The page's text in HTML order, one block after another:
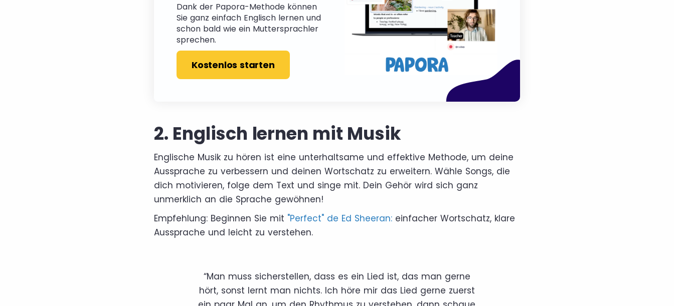
Dank der Papora-Methode können
Sie ganz einfach Englisch lernen und
schon bald wie ein Muttersprachler
sprechen.
Kostenlos starten
2. Englisch lernen mit Musik
Englische Musik zu hören ist eine unterhaltsame und effektive Methode, um deine
Aussprache zu verbessern und deinen Wortschatz zu erweitern. Wähle Songs, die
dich motivieren, folge dem Text und singe mit. Dein Gehör wird sich ganz
unmerklich an die Sprache gewöhnen!
Empfehlung: Beginnen Sie mit "Perfect" de Ed Sheeran: einfacher Wortschatz, klare
Aussprache und leicht zu verstehen.
“Man muss sicherstellen, dass es ein Lied ist, das man gerne
hört, sonst lernt man nichts. Ich höre mir das Lied gerne zuerst